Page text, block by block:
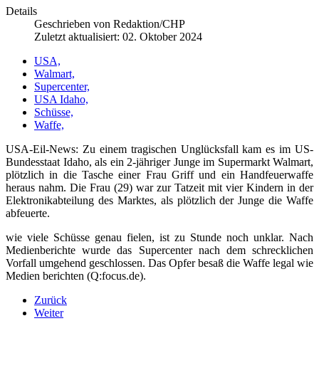
Details
Geschrieben von Redaktion/CHP
Zuletzt aktualisiert: 02. Oktober 2024
USA,
Walmart,
Supercenter,
USA Idaho,
Schüsse,
Waffe,
USA-Eil-News: Zu einem tragischen Unglücksfall kam es im US-
Bundesstaat Idaho, als ein 2-jähriger Junge im Supermarkt Walmart,
plötzlich in die Tasche einer Frau Griff und ein Handfeuerwaffe
heraus nahm. Die Frau (29) war zur Tatzeit mit vier Kindern in der
Elektronikabteilung des Marktes, als plötzlich der Junge die Waffe
abfeuerte.
wie viele Schüsse genau fielen, ist zu Stunde noch unklar. Nach
Medienberichte wurde das Supercenter nach dem schrecklichen
Vorfall umgehend geschlossen. Das Opfer besaß die Waffe legal wie
Medien berichten (Q:focus.de).
Zurück
Weiter